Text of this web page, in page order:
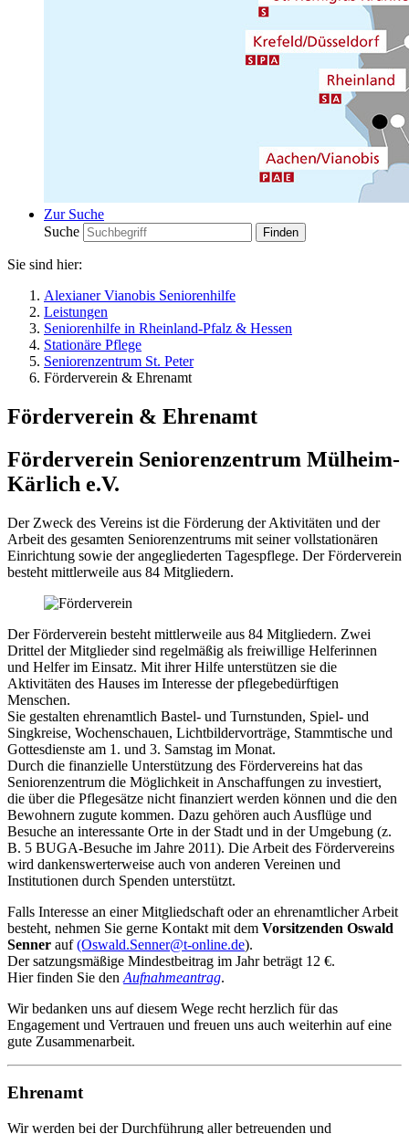
Zur Suche
Suche
Sie sind hier:
Alexianer Vianobis Seniorenhilfe
Leistungen
Seniorenhilfe in Rheinland-Pfalz & Hessen
Stationäre Pflege
Seniorenzentrum St. Peter
Förderverein & Ehrenamt
Förderverein & Ehrenamt
Förderverein Seniorenzentrum Mülheim-
Kärlich e.V.
Der Zweck des Vereins ist die Förderung der Aktivitäten und der
Arbeit des gesamten Seniorenzentrums mit seiner vollstationären
Einrichtung sowie der angegliederten Tagespflege. Der Förderverein
besteht mittlerweile aus 84 Mitgliedern.
Der Förderverein besteht mittlerweile aus 84 Mitgliedern. Zwei
Drittel der Mitglieder sind regelmäßig als freiwillige Helferinnen
und Helfer im Einsatz. Mit ihrer Hilfe unterstützen sie die
Aktivitäten des Hauses im Interesse der pflegebedürftigen
Menschen.
Sie gestalten ehrenamtlich Bastel- und Turnstunden, Spiel- und
Singkreise, Wochenschauen, Lichtbildervorträge, Stammtische und
Gottesdienste am 1. und 3. Samstag im Monat.
Durch die finanzielle Unterstützung des Fördervereins hat das
Seniorenzentrum die Möglichkeit in Anschaffungen zu investiert,
die über die Pflegesätze nicht finanziert werden können und die den
Bewohnern zugute kommen. Dazu gehören auch Ausflüge und
Besuche an interessante Orte in der Stadt und in der Umgebung (z.
B. 5 BUGA-Besuche im Jahre 2011). Die Arbeit des Fördervereins
wird dankenswerterweise auch von anderen Vereinen und
Institutionen durch Spenden unterstützt.
Falls Interesse an einer Mitgliedschaft oder an ehrenamtlicher Arbeit
besteht, nehmen Sie gerne Kontakt mit dem Vorsitzenden Oswald
Senner auf(Oswald.Senner@t-online.de).
Der satzungsmäßige Mindestbeitrag im Jahr beträgt 12 €.
Hier finden Sie den Aufnahmeantrag.
Wir bedanken uns auf diesem Wege recht herzlich für das
Engagement und Vertrauen und freuen uns auch weiterhin auf eine
gute Zusammenarbeit.
Ehrenamt
Wir werden bei der Durchführung aller betreuenden und